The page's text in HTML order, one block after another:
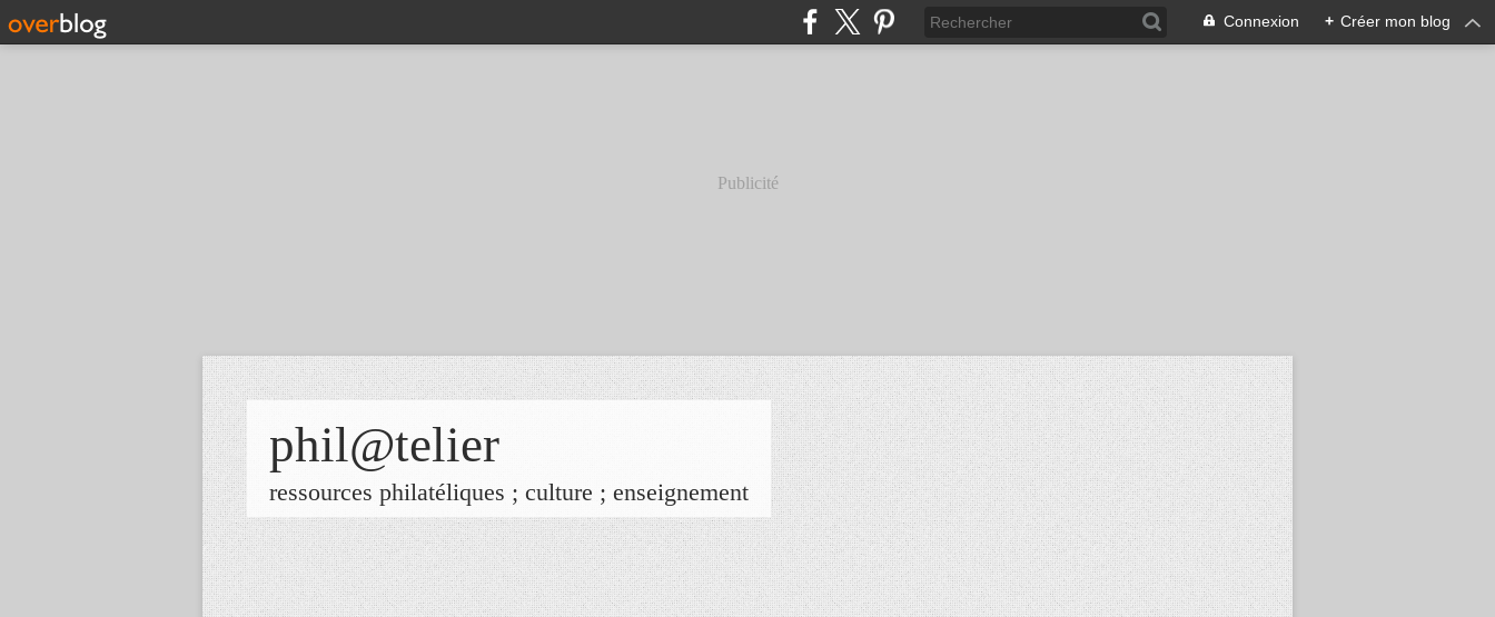
Connexion + Créer mon blog
Publicité
phil@telier
ressources philatéliques ; culture ; enseignement